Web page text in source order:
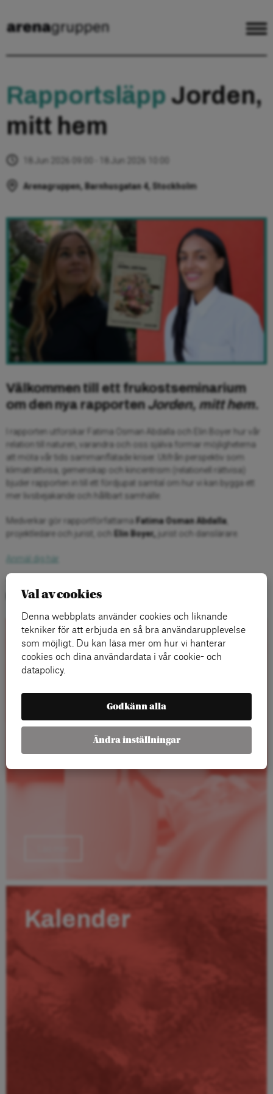
RapportsläppJorden,
mitt hem
18 Jun 2026 09:00 - 18 Jun 2026 10:00
Arenagruppen, Barnhusgatan 4, Stockholm
Välkommen till ett frukostseminarium
om den nya rapportenJorden, mitt hem.
I rapporten utforskar Fatima Osman Abdalla och Elin Boyer hur vår
relation till naturen, varandra och oss själva formar möjligheterna
att möta vår tids sammanflätade kriser. Utifrån perspektiv som
klimaträttvisa, gemenskap och kincentrism (relationell rättvisa)
bjuder rapporten in till ett fördjupat samtal om hur vi kan bygga ett
mer livsbejakande och hållbart samhälle.
Medverkar gör rapportförfattarna Fatima Osman Abdalla,
projektledare och jurist, och
Elin Boyer, jurist och danslärare.
Anmäl dig här
Plats:Arenagruppen, Barnhusgatan 4, Stockholm
Rapporter
Kalender
Val av cookies
Denna webbplats använder cookies och liknande
tekniker för att erbjuda en så bra användarupplevelse
som möjligt. Du kan läsa mer om hur vi hanterar
cookies och dina användardata i vår cookie- och
datapolicy.
Godkänn alla
Ändra inställningar